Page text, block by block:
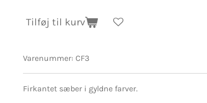
Tilføj til kurv
Varenummer: CF3
Firkantet sæber i gyldne farver.